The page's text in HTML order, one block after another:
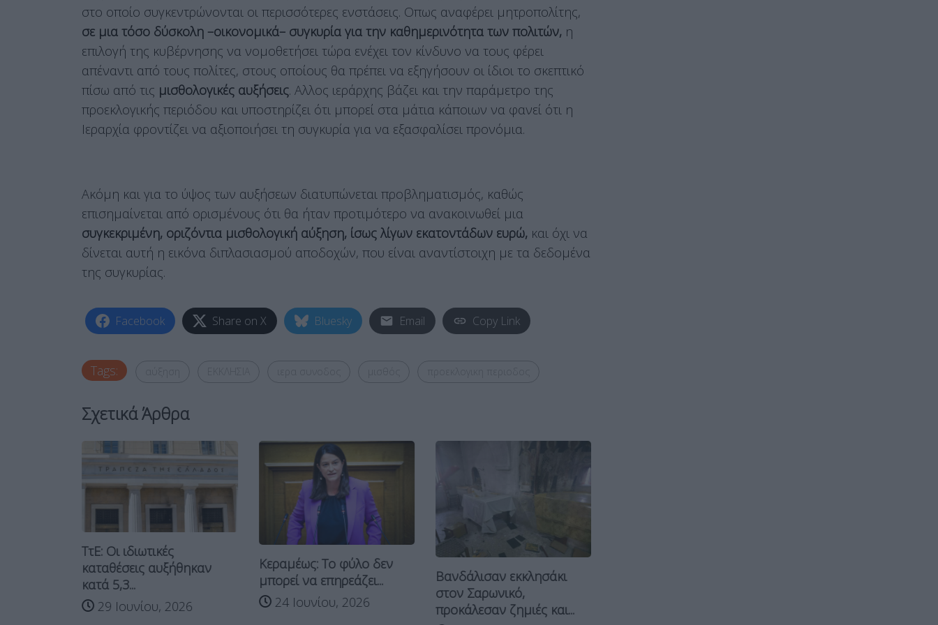
στο οποίο συγκεντρώνονται οι περισσότερες ενστάσεις. Οπως αναφέρει μητροπολίτης,
σε μια τόσο δύσκολη –οικονομικά– συγκυρία για την καθημερινότητα των πολιτών, η
επιλογή της κυβέρνησης να νομοθετήσει τώρα ενέχει τον κίνδυνο να τους φέρει
απέναντι από τους πολίτες, στους οποίους θα πρέπει να εξηγήσουν οι ίδιοι το σκεπτικό
πίσω από τις μισθολογικές αυξήσεις. Αλλος ιεράρχης βάζει και την παράμετρο της
προεκλογικής περιόδου και υποστηρίζει ότι μπορεί στα μάτια κάποιων να φανεί ότι η
Ιεραρχία φροντίζει να αξιοποιήσει τη συγκυρία για να εξασφαλίσει προνόμια.
Ακόμη και για το ύψος των αυξήσεων διατυπώνεται προβληματισμός, καθώς
επισημαίνεται από ορισμένους ότι θα ήταν προτιμότερο να ανακοινωθεί μια
συγκεκριμένη, οριζόντια μισθολογική αύξηση, ίσως λίγων εκατοντάδων ευρώ, και όχι να
δίνεται αυτή η εικόνα διπλασιασμού αποδοχών, που είναι αναντίστοιχη με τα δεδομένα
της συγκυρίας.
Facebook Share on X Bluesky Email Copy Link
Tags:
Σχετικά Άρθρα
ΤτΕ: Οι ιδιωτικές
καταθέσεις αυξήθηκαν
κατά 5,3...
29 Ιουνίου, 2026
Κεραμέως: Το φύλο δεν
μπορεί να επηρεάζει...
24 Ιουνίου, 2026
Βανδάλισαν εκκλησάκι
στον Σαρωνικό,
προκάλεσαν ζημιές και...